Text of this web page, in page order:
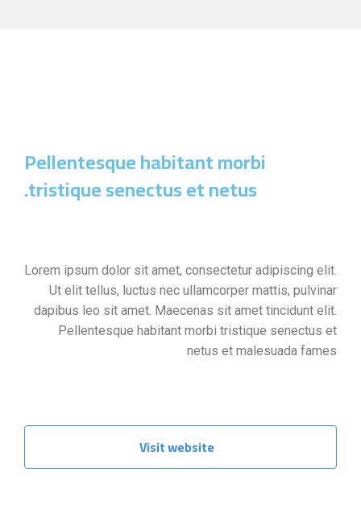
Pellentesque habitant morbi
tristique senectus et netus.
Lorem ipsum dolor sit amet, consectetur adipiscing elit.
Ut elit tellus, luctus nec ullamcorper mattis, pulvinar
dapibus leo sit amet. Maecenas sit amet tincidunt elit.
Pellentesque habitant morbi tristique senectus et
netus et malesuada fames
Visit website